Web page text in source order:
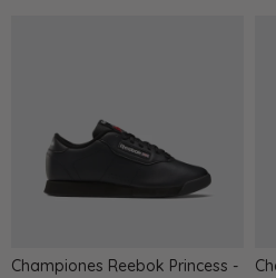
Championes Reebok Princess -